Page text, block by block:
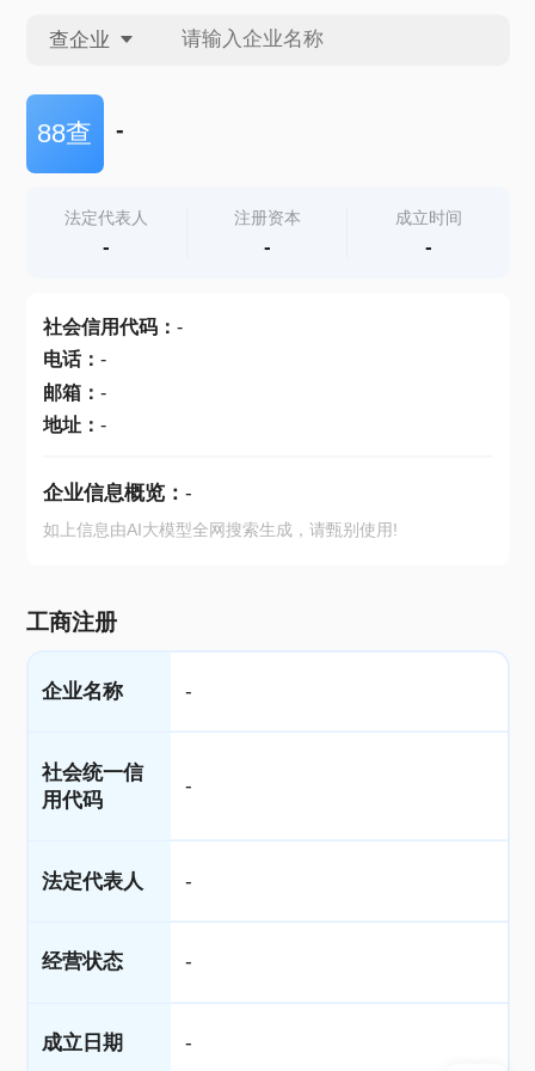
查企业
查企业
查产地
88查 -
法定代表人
-
注册资本
-
成立时间
-
社会信用代码： -
电话： -
邮箱： -
地址： -
企业信息概览： -
如上信息由AI大模型全网搜索生成，请甄别使用!
工商注册
企业名称 -
社会统一信
用代码
-
法定代表人 -
经营状态 -
成立日期 -